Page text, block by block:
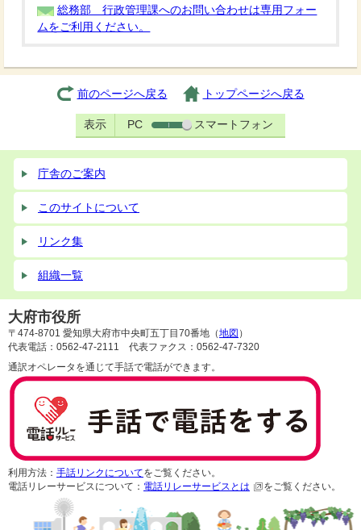
総務部 行政管理課へのお問い合わせは専用フォー
ムをご利用ください。
前のページへ戻る トップページへ戻る
表示 PC スマートフォン
庁舎のご案内
このサイトについて
リンク集
組織一覧
大府市役所
〒474-8701 愛知県大府市中央町五丁目70番地（地図 ）
代表電話：0562-47-2111 代表ファクス：0562-47-7320
通訳オペレータを通じて手話で電話ができます。
利用方法： 手話リンクについてをご覧ください。
電話リレーサービスについて： 電話リレーサービスとは をご覧ください。